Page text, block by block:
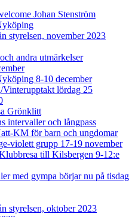
Johan Stenström
styrelsen, november 2023
andra utmärkelser
8-10 december
Vinterupptakt lördag 25
Grönklitt
intervaller och långpass
KM för barn och ungdomar
violett grupp 17-19 november
till Kilsbergen 9-12:e
med gympa börjar nu på tisdag
styrelsen, oktober 2023